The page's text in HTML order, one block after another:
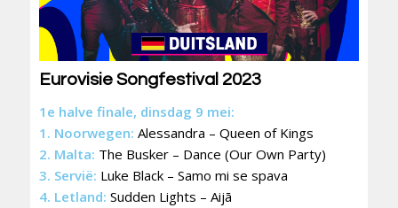
Eurovisie Songfestival 2023
1e halve finale, dinsdag 9 mei:
1. Noorwegen: Alessandra – Queen of Kings
2. Malta: The Busker – Dance (Our Own Party)
3. Servië: Luke Black – Samo mi se spava
4. Letland: Sudden Lights – Aijā